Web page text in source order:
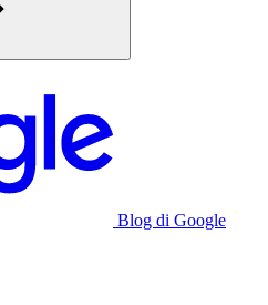
Blog di Google